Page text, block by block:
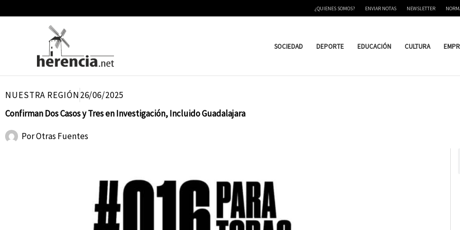
¿QUIENES SOMOS? ENVIAR NOTAS NEWSLETTER
SOCIEDAD DEPORTE EDUCACIÓN CULTURA
NUESTRA REGIÓN26/06/2025
Confirman Dos Casos y Tres en Investigación, Incluido Guadalajara
PorOtras Fuentes